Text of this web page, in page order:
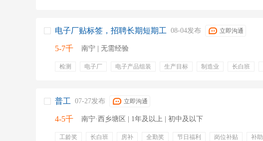
电子厂贴标签，招聘长期短期工 08-04发布 立即沟通
5-7千 南宁 | 无需经验
检测 电子厂 电子产品组装 生产目标 制造业 长白班
普工 07-27发布 立即沟通
4-5千 南宁·西乡塘区 | 1年及以上 | 初中及以下
工龄奖 长白班 房补 全勤奖 节日福利 岗位补贴 补助